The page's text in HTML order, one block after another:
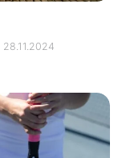
28.11.2024